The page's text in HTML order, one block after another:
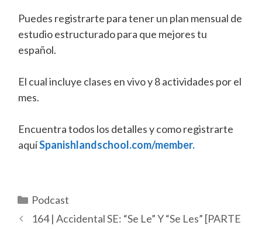
Puedes registrarte para tener un plan mensual de
estudio estructurado para que mejores tu
español.
El cual incluye clases en vivo y 8 actividades por el
mes.
Encuentra todos los detalles y como registrarte
aquíSpanishlandschool.com/member.
Categorías
Podcast
164 | Accidental SE: “Se Le” Y “Se Les” [PARTE